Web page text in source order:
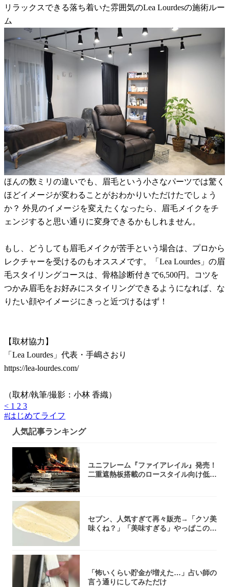
リラックスできる落ち着いた雰囲気のLea Lourdesの施術ルー
ム
ほんの数ミリの違いでも、眉毛という小さなパーツでは驚く
ほどイメージが変わることがおわかりいただけたでしょう
か？ 外見のイメージを変えたくなったら、眉毛メイクをチ
ェンジすると思い通りに変身できるかもしれません。
もし、どうしても眉毛メイクが苦手という場合は、プロから
レクチャーを受けるのもオススメです。「Lea Lourdes」の眉
毛スタイリングコースは、骨格診断付きで6,500円。コツを
つかみ眉毛をお好みにスタイリングできるようになれば、な
りたい顔やイメージにきっと近づけるはず！
【取材協力】
「Lea Lourdes」代表・手嶋さおり
https://lea-lourdes.com/
（取材/執筆/撮影：小林 香織）
< 1 2 3
#はじめてライフ
人気記事ランキング
ユニフレーム『ファイアレイル』発売！
二重遮熱板搭載のロースタイル向け低型
セブン、人気すぎて再々販売→「クソ美
味くね？」「美味すぎる」やっぱこのク
「怖いくらい貯金が増えた…」占い師の
言う通りにしてみただけ